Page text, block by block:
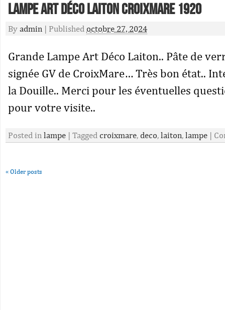
Lampe Art Déco Laiton CroixMare 1920
By admin | Published octobre 27, 2024
Grande Lampe Art Déco Laiton.. Pâte de
signée GV de CroixMare… Très bon état..
la Douille.. Merci pour les éventuelles
pour votre visite..
Posted in lampe | Tagged croixmare, deco, laiton, lampe |
« Older posts